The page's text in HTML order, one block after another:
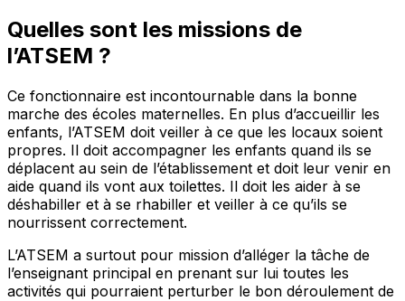
Quelles sont les missions de
l’ATSEM ?
Ce fonctionnaire est incontournable dans la bonne
marche des écoles maternelles. En plus d’accueillir les
enfants, l’ATSEM doit veiller à ce que les locaux soient
propres. Il doit accompagner les enfants quand ils se
déplacent au sein de l’établissement et doit leur venir en
aide quand ils vont aux toilettes. Il doit les aider à se
déshabiller et à se rhabiller et veiller à ce qu’ils se
nourrissent correctement.
L’ATSEM a surtout pour mission d’alléger la tâche de
l’enseignant principal en prenant sur lui toutes les
activités qui pourraient perturber le bon déroulement de